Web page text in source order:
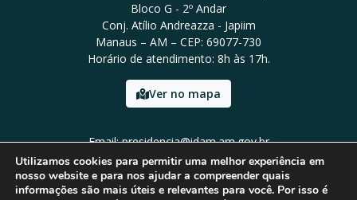
Bloco G - 2º Andar
Conj. Atílio Andreazza - Japiim
Manaus – AM – CEP: 69077-730
Horário de atendimento: 8h às 17h.
Ver no mapa
Email: presidencia@idam.am.gov.br
Tel: (92) 98452-9911
Utilizamos cookies para permitir uma melhor experiência em
nosso website e para nos ajudar a compreender quais
informações são mais úteis e relevantes para você. Por isso é